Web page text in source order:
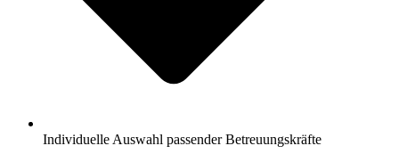
Individuelle Auswahl passender Betreuungskräfte